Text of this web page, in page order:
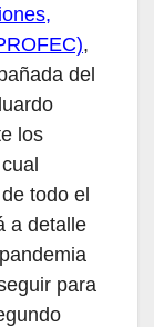
,
del
los
todo el
a detalle
para